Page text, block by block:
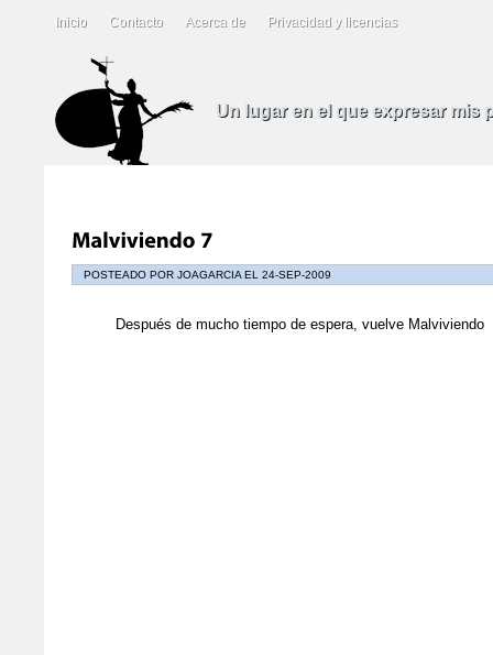
Inicio Contacto Acerca de Privacidad y licencias
Un lugar en el que expresar mis
POSTEADO POR JOAGARCIA EL 24-SEP-2009
Después de mucho tiempo de espera, vuelve Malviviendo